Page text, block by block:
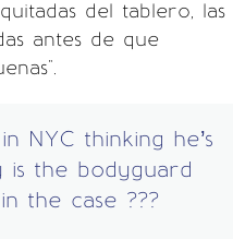
del tablero, las
antes de que
NYC thinking he’s
the bodyguard
the case ???